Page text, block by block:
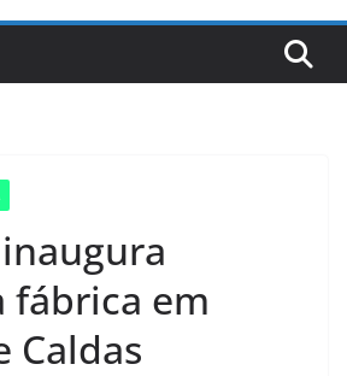
fábrica em
Caldas